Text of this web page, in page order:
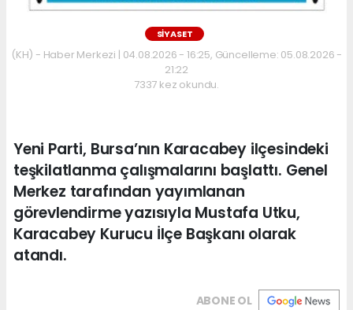
SİYASET
(KH) - Haber Merkezi | 04.08.2026 - 16:25, Güncelleme: 05.08.2026 -
21:22
7337 kez okundu.
Yeni Parti, Bursa’nın Karacabey ilçesindeki
teşkilatlanma çalışmalarını başlattı. Genel
Merkez tarafından yayımlanan
görevlendirme yazısıyla Mustafa Utku,
Karacabey Kurucu İlçe Başkanı olarak
atandı.
ABONE OL